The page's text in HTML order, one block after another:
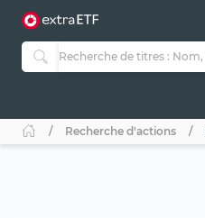
Recherche d'actions